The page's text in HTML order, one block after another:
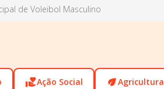
de Voleibol Masculino
volunteer_activismAção Social ecoAgricultura